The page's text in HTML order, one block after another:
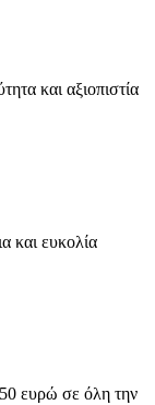
και αξιοπιστία
και ευκολία
ευρώ σε όλη την